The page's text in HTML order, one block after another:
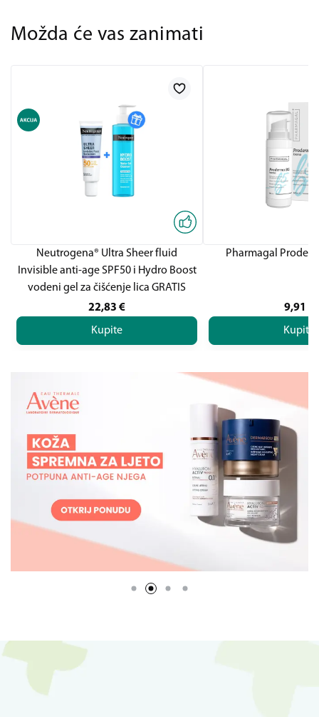
Možda će vas zanimati
Neutrogena® Ultra Sheer fluid
Invisible anti-age SPF50 i Hydro Boost
vodeni gel za čišćenje lica GRATIS
22,83 €
Kupite
Pharmagal
9,91
Kupite